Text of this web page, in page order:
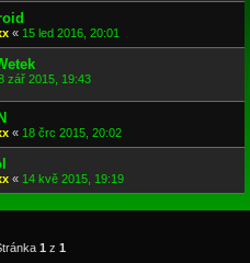
« 15 led 2016, 20:01
zář 2015, 19:43
« 18 črc 2015, 20:02
« 14 kvě 2015, 19:19
1 z 1